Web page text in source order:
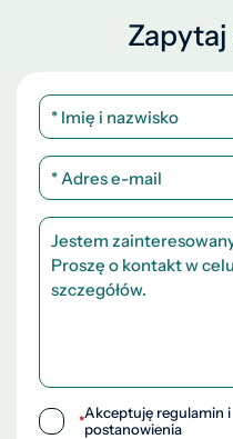
*Akceptuję regulamin i
postanowienia